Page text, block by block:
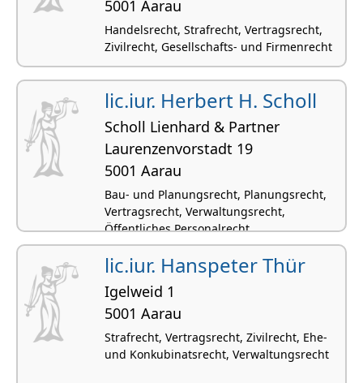
5001 Aarau
Handelsrecht, Strafrecht, Vertragsrecht,
Zivilrecht, Gesellschafts- und Firmenrecht
lic.iur. Herbert H. Scholl
Scholl Lienhard & Partner
Laurenzenvorstadt 19
5001 Aarau
Bau- und Planungsrecht, Planungsrecht,
Vertragsrecht, Verwaltungsrecht,
Öffentliches Personalrecht
lic.iur. Hanspeter Thür
Igelweid 1
5001 Aarau
Strafrecht, Vertragsrecht, Zivilrecht, Ehe-
und Konkubinatsrecht, Verwaltungsrecht